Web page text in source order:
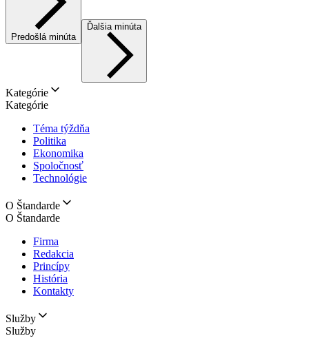
Predošlá minúta
Ďalšia minúta
Kategórie
Kategórie
Téma týždňa
Politika
Ekonomika
Spoločnosť
Technológie
O Štandarde
O Štandarde
Firma
Redakcia
Princípy
História
Kontakty
Služby
Služby